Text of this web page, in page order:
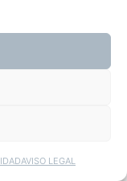
AVISO LEGAL